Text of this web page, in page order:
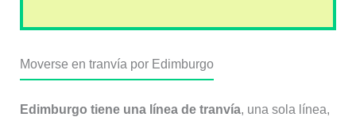
Moverse en tranvía por Edimburgo
Edimburgo tiene una línea de tranvía, una sola línea,